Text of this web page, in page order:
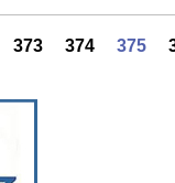
373 374 375